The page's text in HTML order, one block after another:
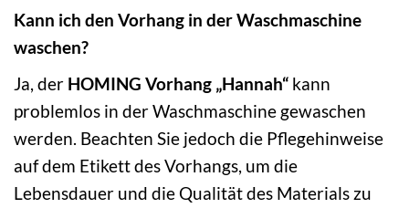
Kann ich den Vorhang in der Waschmaschine
waschen?
Ja, der HOMING Vorhang „Hannah“ kann
problemlos in der Waschmaschine gewaschen
werden. Beachten Sie jedoch die Pflegehinweise
auf dem Etikett des Vorhangs, um die
Lebensdauer und die Qualität des Materials zu